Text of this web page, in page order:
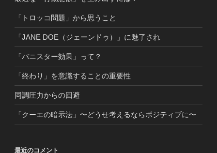
「トロッコ問題」から思うこと
「JANE DOE（ジェーンドゥ）」に魅了され
「バニスター効果」って？
「終わり」を意識することの重要性
同調圧力からの回避
「クーエの暗示法」〜どうせ考えるならポジティブに〜
最近のコメント